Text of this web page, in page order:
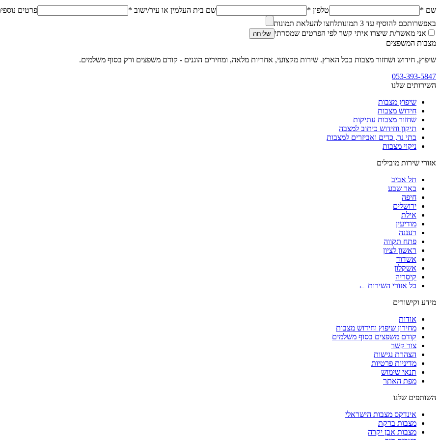
שם * טלפון * שם בית העלמין או עיר/ישוב *
פרטים
באפשרותכם להוסיף עד 3 תמונותלחצו להעלאת תמונות
אני מאשר/ת שיצרו איתי קשר לפי הפרטים שמסרתי שליחה
מצבות המשפצים
שיפוץ, חידוש ושחזור מצבות בכל הארץ. שירות מקצועי, אחריות מלאה, ומחירים הוגנים - קודם משפצים ורק בסוף משלמים.
053-393-5847
השירותים שלנו
שיפוץ מצבות
חידוש מצבות
שחזור מצבות עתיקות
תיקון וחידוש כיתוב למצבה
בתי נר, כדים ואביזרים למצבות
ניקוי מצבות
אזורי שירות מובילים
תל אביב
באר שבע
חיפה
ירושלים
אילת
מודיעין
רעננה
פתח תקווה
ראשון לציון
אשדוד
אשקלון
קיסריה
כל אזורי השירות ←
מידע וקישורים
אודות
מחירון שיפוץ וחידוש מצבות
קודם משפצים בסוף משלמים
צור קשר
הצהרת נגישות
מדיניות פרטיות
תנאי שימוש
מפת האתר
השותפים שלנו
אינדקס מצבות הישראלי
מצבות ברקת
מצבות אבן יקרה